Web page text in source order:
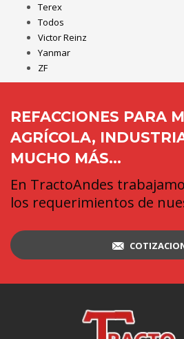
Terex
Todos
Victor Reinz
Yanmar
ZF
REFACCIONES PARA
AGRÍCOLA,
MUCHO MÁS...
En TractoAndes
los requerimientos de